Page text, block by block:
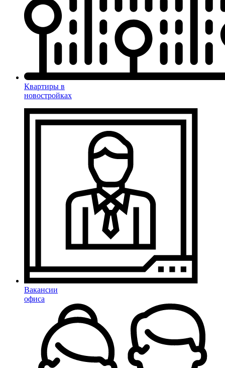
Квартиры в
новостройках
Вакансии
офиса